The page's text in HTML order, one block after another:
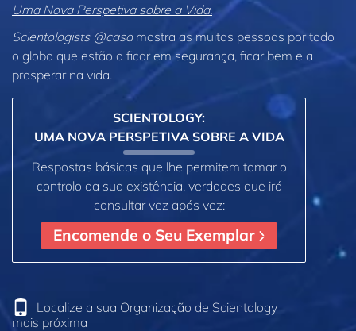
Uma Nova Perspetiva sobre a Vida.
Scientologists @casamostra as muitas pessoas por todo
o globo que estão a ficar em segurança, ficar bem e a
prosperar na vida.
SCIENTOLOGY:
UMA NOVA PERSPETIVA SOBRE A VIDA
Respostas básicas que lhe permitem tomar o
controlo da sua existência, verdades que irá
consultar vez após vez:
Encomende o Seu Exemplar
Localize a sua Organização de Scientology
mais próxima